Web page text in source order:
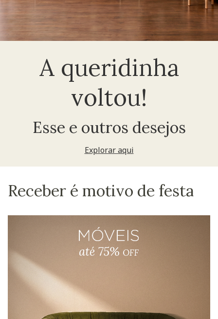
A queridinha
voltou!
Esse e outros desejos
Explorar aqui
Receber é motivo de festa